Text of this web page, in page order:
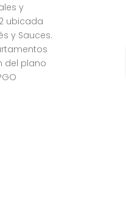
y
ubicada
y Sauces.
del plano